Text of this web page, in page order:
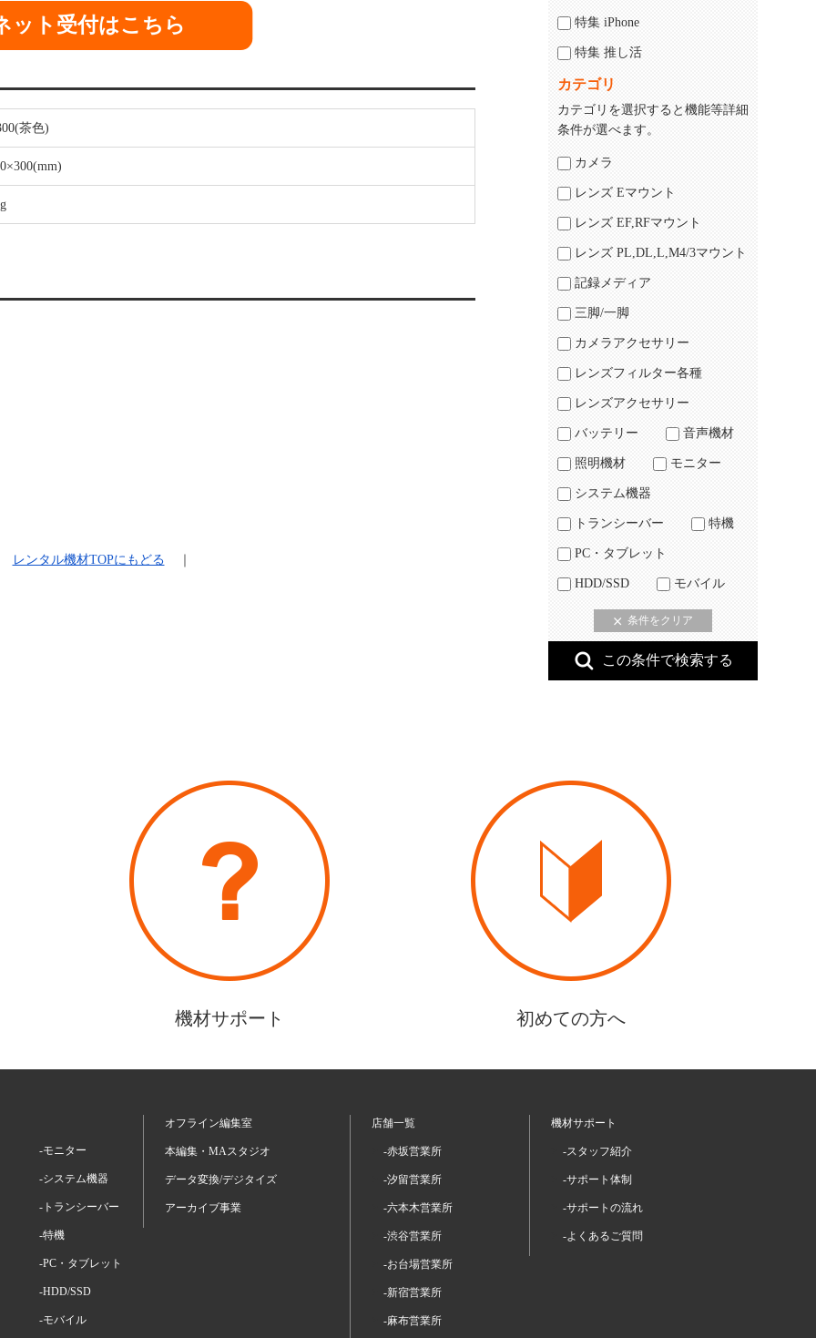
ット受付はこちら
茶色)
レンタル機材TOPにもどる
特集 iPhone
特集 推し活
カテゴリ
カテゴリを選択すると機能等詳細
条件が選べます。
カメラ
レンズ Eマウント
レンズ EF,RFマウント
レンズ PL,DL,L,M4/3マウント
記録メディア
三脚/一脚
カメラアクセサリー
レンズフィルター各種
レンズアクセサリー
バッテリー 音声機材
照明機材 モニター
システム機器
トランシーバー 特機
PC・タブレット
HDD/SSD モバイル
機材サポート 初めての方へ
-モニター
-システム機器
-トランシーバー
-特機
-PC・タブレット
-HDD/SSD
-モバイル
オフライン編集室
本編集・MAスタジオ
データ変換/デジタイズ
アーカイブ事業
店舗一覧
-赤坂営業所
-汐留営業所
-六本木営業所
-渋谷営業所
-お台場営業所
-新宿営業所
-麻布営業所
機材サポート
-スタッフ紹介
-サポート体制
-サポートの流れ
-よくあるご質問